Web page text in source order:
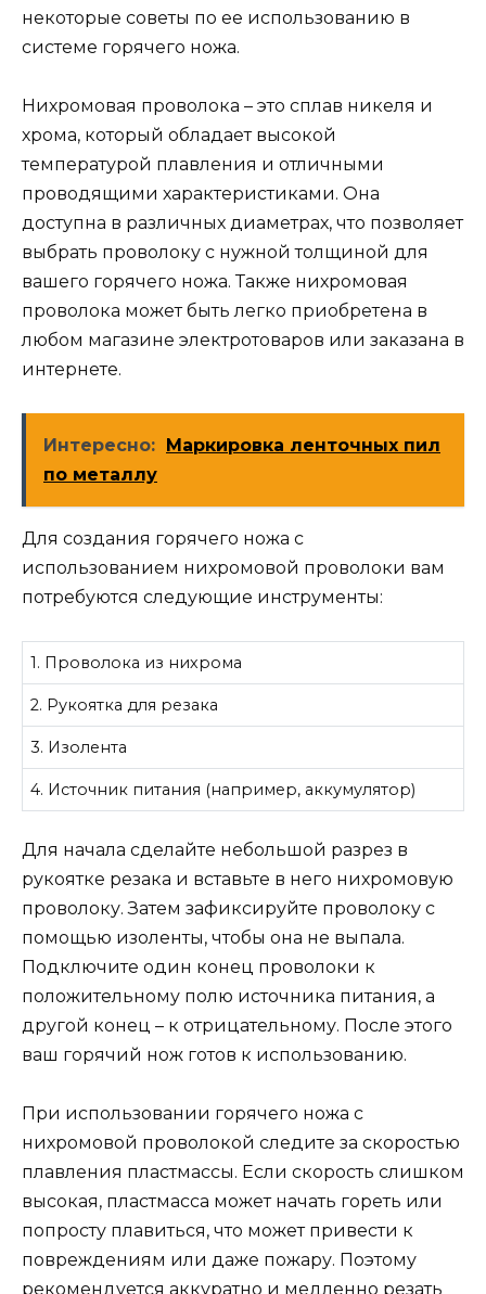
некоторые советы по ее использованию в
системе горячего ножа.
Нихромовая проволока – это сплав никеля и
хрома, который обладает высокой
температурой плавления и отличными
проводящими характеристиками. Она
доступна в различных диаметрах, что позволяет
выбрать проволоку с нужной толщиной для
вашего горячего ножа. Также нихромовая
проволока может быть легко приобретена в
любом магазине электротоваров или заказана в
интернете.
Интересно: Маркировка ленточных пил
по металлу
Для создания горячего ножа с
использованием нихромовой проволоки вам
потребуются следующие инструменты:
1. Проволока из нихрома
2. Рукоятка для резака
3. Изолента
4. Источник питания (например, аккумулятор)
Для начала сделайте небольшой разрез в
рукоятке резака и вставьте в него нихромовую
проволоку. Затем зафиксируйте проволоку с
помощью изоленты, чтобы она не выпала.
Подключите один конец проволоки к
положительному полю источника питания, а
другой конец – к отрицательному. После этого
ваш горячий нож готов к использованию.
При использовании горячего ножа с
нихромовой проволокой следите за скоростью
плавления пластмассы. Если скорость слишком
высокая, пластмасса может начать гореть или
попросту плавиться, что может привести к
повреждениям или даже пожару. Поэтому
рекомендуется аккуратно и медленно резать